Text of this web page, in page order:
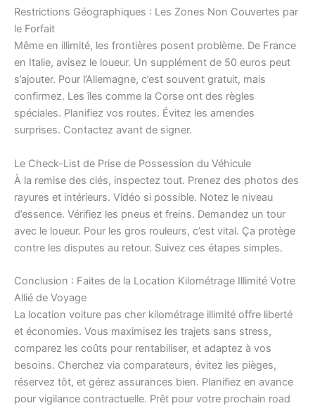
Restrictions Géographiques : Les Zones Non Couvertes par
le Forfait
Même en illimité, les frontières posent problème. De France
en Italie, avisez le loueur. Un supplément de 50 euros peut
s’ajouter. Pour l’Allemagne, c’est souvent gratuit, mais
confirmez. Les îles comme la Corse ont des règles
spéciales. Planifiez vos routes. Évitez les amendes
surprises. Contactez avant de signer.
Le Check-List de Prise de Possession du Véhicule
À la remise des clés, inspectez tout. Prenez des photos des
rayures et intérieurs. Vidéo si possible. Notez le niveau
d’essence. Vérifiez les pneus et freins. Demandez un tour
avec le loueur. Pour les gros rouleurs, c’est vital. Ça protège
contre les disputes au retour. Suivez ces étapes simples.
Conclusion : Faites de la Location Kilométrage Illimité Votre
Allié de Voyage
La location voiture pas cher kilométrage illimité offre liberté
et économies. Vous maximisez les trajets sans stress,
comparez les coûts pour rentabiliser, et adaptez à vos
besoins. Cherchez via comparateurs, évitez les pièges,
réservez tôt, et gérez assurances bien. Planifiez en avance
pour vigilance contractuelle. Prêt pour votre prochain road